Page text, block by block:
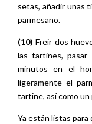
setas, añadir unas
parmesano.
(10)Freir dos
las tartines, pasar
minutos en el
ligeramente el
tartine, así como un
Ya están listas